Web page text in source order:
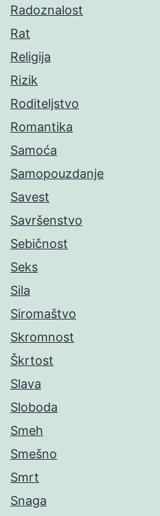
Radoznalost
Rat
Religija
Rizik
Roditeljstvo
Romantika
Samoća
Samopouzdanje
Savest
Savršenstvo
Sebičnost
Seks
Sila
Siromaštvo
Skromnost
Škrtost
Slava
Sloboda
Smeh
Smešno
Smrt
Snaga